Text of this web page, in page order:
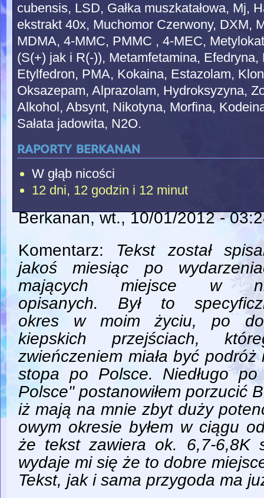
cubensis, LSD, Gałka muszkatałowa, Mj,
ekstrakt 40x, Muchomor Czerwony, DXM,
MDMA, 4-MMC, PMMC , 4-MEC,
(S(+) jak i R(-)), Metamfetamina,
Etylfedron, PMA, Kokaina, Estazolam,
Oksazepam, Alprazolam, Hydroksyzyna,
Alkohol, Absynt, Nikotyna, Morfina,
Sałata jadowita, N2O.
raporty berkanan
W głąb nicości
12 dni, 12 godzin i 12 minut
Berkanan, wt., 10/01/2012 -
Komentarz: Tekst został
jakoś miesiąc po
mających miejsce w
opisanych. Był to
okres w moim życiu, po
kiepskich przejściach,
zwieńczeniem miała być podróż
stopa po Polsce. Niedługo
Polsce" postanowiłem porzucić
iż mają na mnie zbyt duży
owym okresie byłem w ciągu
że tekst zawiera ok. 6,7-6,8K
wydaje mi się że to dobre
Tekst, jak i sama przygoda ma